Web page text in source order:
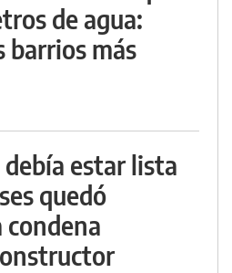
de agua:
barrios más
debía estar lista
quedó
condena